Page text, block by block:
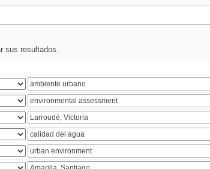
sus resultados.